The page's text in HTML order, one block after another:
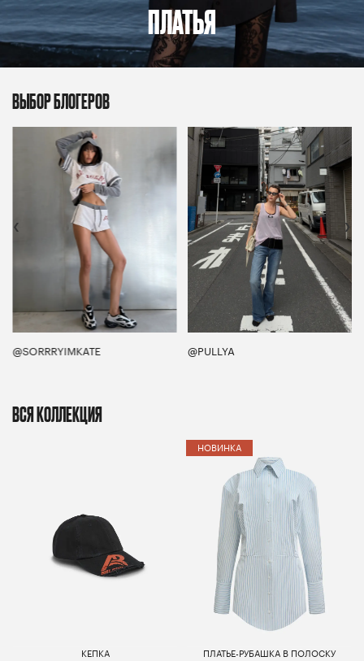
ПЛАТЬЯ
ВЫБОР БЛОГЕРОВ
@SORRRYIMKATE @PULLYA
‹ ›
ВСЯ КОЛЛЕКЦИЯ
КЕПКА
НОВИНКА
ПЛАТЬЕ-РУБАШКА В ПОЛОСКУ